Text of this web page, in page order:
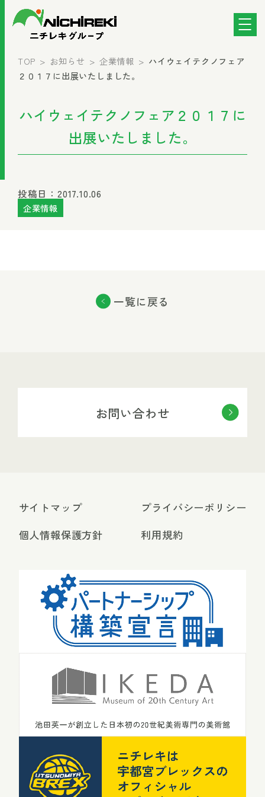
TOP お知らせ 企業情報
ハイウェイテクノフェア
２０１７に出展いたしました。
ハイウェイテクノフェア２０１７に
出展いたしました。
投稿日：2017.10.06
企業情報
一覧に戻る
お問い合わせ
サイトマップ
個人情報保護方針
プライバシーポリシー
利用規約